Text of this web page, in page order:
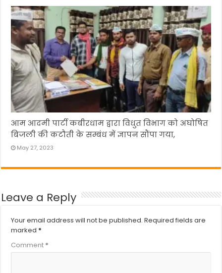
आम आदमी पार्टी कबीरधाम द्वारा विधुत विभाग को अघोषित
बिजली की कटौती के सम्बंध में ज्ञापन सौंपा गया,
May 27, 2023
Leave a Reply
Your email address will not be published. Required fields are
marked *
Comment *